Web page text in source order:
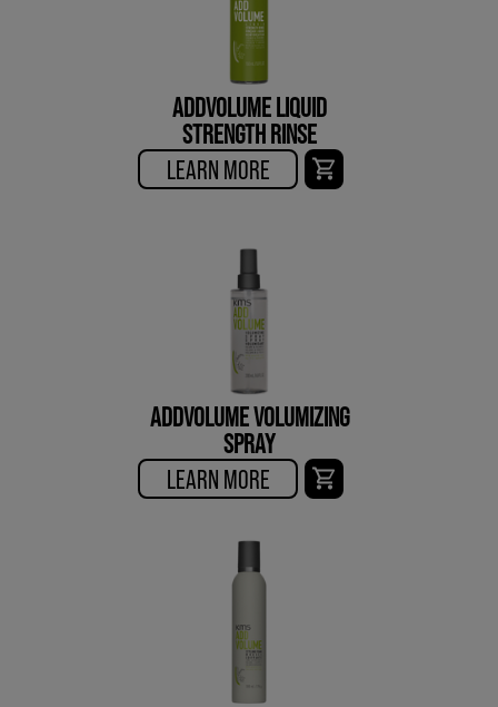
ADDVOLUME LIQUID
STRENGTH RINSE
LEARN MORE
ADDVOLUME VOLUMIZING
SPRAY
LEARN MORE